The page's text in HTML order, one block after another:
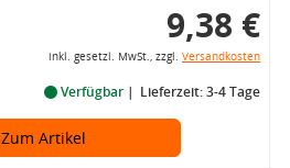
9,38 €
inkl. gesetzl. MwSt., zzgl. Versandkosten
Verfügbar Lieferzeit: 3-4 Tage
Zum Artikel